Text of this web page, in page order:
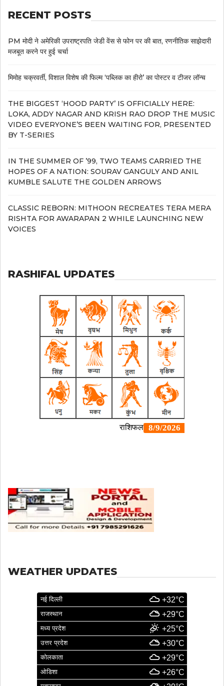
RECENT POSTS
PM मोदी ने अमेरिकी उपराष्ट्रपति जेडी वेंस से फोन पर की बात, रणनीतिक साझेदारी
मजबूत करने पर हुई चर्चा
मिमोह चक्रवर्ती, विशाल विशेष की फिल्म ‘पब्लिक का हीरो’ का पोस्टर व टीजर लॉन्च
THE BIGGEST ‘HOOD PARTY’ IS OFFICIALLY HERE:
LOKA, ADDY NAGAR AND KRISH RAO DROP THE MUSIC
VIDEO EVERYONE’S BEEN WAITING FOR, PRESENTED
BY T-SERIES
IN THE SUMMER OF ’99, TWO TEAMS CARRIED THE
HOPES OF A NATION: SOURAV GANGULY AND ANIL
KUMBLE SALUTE THE GOLDEN ARROWS
CLASSIC REBORN: MITHOON RECREATES TERA MERA
RISHTA FOR AWARAPAN 2 WHILE LAUNCHING NEW
VOICES
RASHIFAL UPDATES
WEATHER UPDATES
नई दिल्ली +32°C
राजस्थान +29°C
मध्य प्रदेश +25°C
उत्तर प्रदेश +30°C
कोलकाता +29°C
ओडिशा +26°C